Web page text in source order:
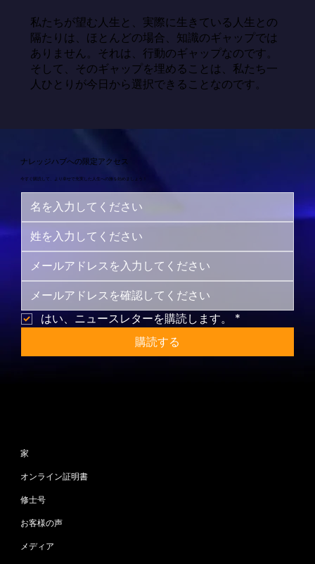
私たちが望む人生と、実際に生きている人生との
隔たりは、ほとんどの場合、知識のギャップでは
ありません。それは、行動のギャップなのです。
そして、そのギャップを埋めることは、私たち一
人ひとりが今日から選択できることなのです。
ナレッジハブへの限定アクセス
今すぐ購読して、より幸せで充実した人生への旅を始めましょう！
はい、ニュースレターを購読します。
*
購読する
家
オンライン証明書
修士号
お客様の声
メディア